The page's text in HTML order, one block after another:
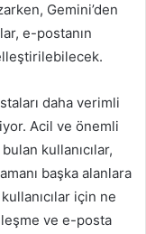
Gemini’den
e-postanın
daha verimli
Acil ve önemli
kullanıcılar,
başka alanlara
için ne
ve e-posta